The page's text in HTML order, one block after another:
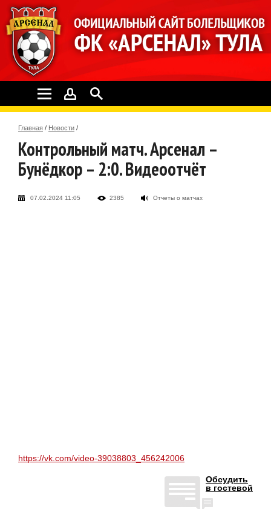
Главная / Новости /
Контрольный матч. Арсенал –
Бунёдкор – 2:0. Видеоотчёт
07.02.2024 11:05 2385 Отчеты о матчах
https://vk.com/video-39038803_456242006
Обсудить
в гостевой